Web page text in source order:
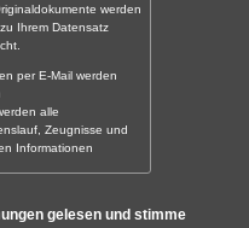
werden
Ihrem Datensatz
per E-Mail werden
alle
Zeugnisse und
Informationen
zunächst und erfassen
gelesen und stimme